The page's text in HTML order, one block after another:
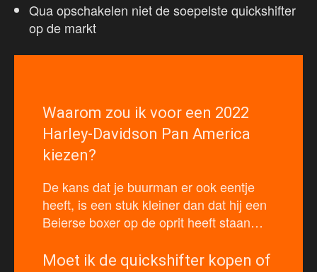
Qua opschakelen niet de soepelste quickshifter
op de markt
Waarom zou ik voor een 2022
Harley-Davidson Pan America
kiezen?
De kans dat je buurman er ook eentje
heeft, is een stuk kleiner dan dat hij een
Beierse boxer op de oprit heeft staan…
Moet ik de quickshifter kopen of